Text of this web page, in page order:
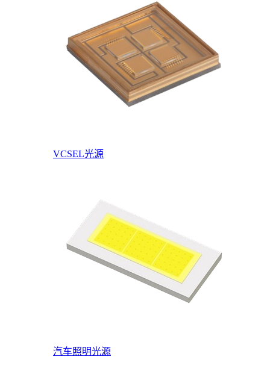
VCSEL光源
汽车照明光源